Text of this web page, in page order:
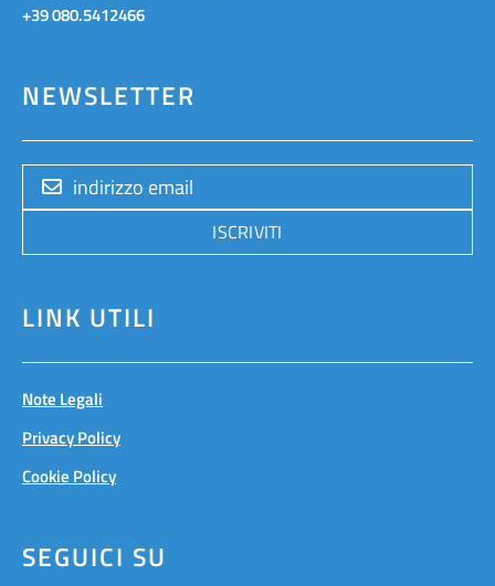
+39 080.5412466
NEWSLETTER
ISCRIVITI
LINK UTILI
Note Legali
Privacy Policy
Cookie Policy
SEGUICI SU